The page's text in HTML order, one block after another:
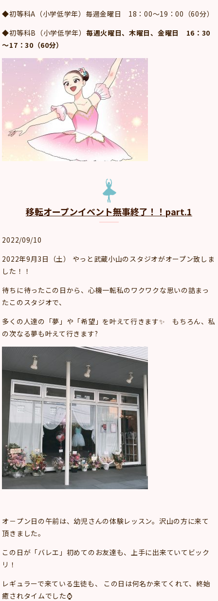
◆初等科A（小学低学年）毎週金曜日 18：00～19：00（60分）
◆初等科B（小学低学年） 毎週火曜日、木曜日、金曜日 16：30
～17：30（60分）
移転オープンイベント無事終了！！part.1
2022/09/10
2022年9月3日（土） やっと武蔵小山のスタジオがオープン致しま
した！！
待ちに待ったこの日から、心機一転私のワクワクな思いの詰まっ
たこのスタジオで、
多くの人達の「夢」や「希望」を叶えて行きます✨ もちろん、私
の次なる夢も叶えて行きます?
オ－プン日の午前は、幼児さんの体験レッスン。沢山の方に来て
頂きました。
この日が「バレエ」初めてのお友達も、上手に出来ていてビック
リ！
レギュラーで来ている生徒も、 この日は何名か来てくれて、終始
癒されタイムでした⌚